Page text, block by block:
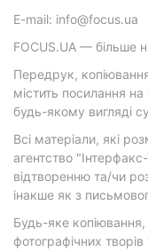
E-mail: info@focus.ua
FOCUS.UA — більше
Передрук,
містить посилання на
будь-якому вигляді
Всі матеріали, які
агентство
відтворенню та/чи
інакше як з
Будь-яке
фотографічних творів